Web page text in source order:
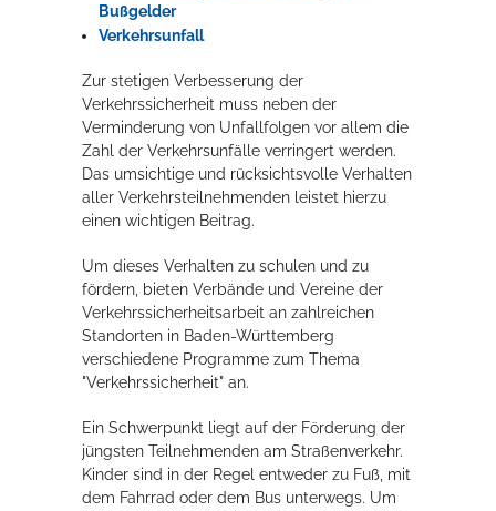
Rathaus
Service
Konzerte, Tagungen und vieles mehr
Die Stadthalle Hockenheim bietet den perfekten Standort für Events
mehr dazu...
Bußgelder
Verkehrsunfall
Zur stetigen Verbesserung der
Verkehrssicherheit muss neben der
Verminderung von Unfallfolgen vor allem die
Zahl der Verkehrsunfälle verringert werden.
Das umsichtige und rücksichtsvolle Verhalten
aller Verkehrsteilnehmenden leistet hierzu
einen wichtigen Beitrag.
Um dieses Verhalten zu schulen und zu
fördern, bieten Verbände und Vereine der
Verkehrssicherheitsarbeit an zahlreichen
Standorten in Baden-Württemberg
verschiedene Programme zum Thema
"Verkehrssicherheit" an.
Ein Schwerpunkt liegt auf der Förderung der
jüngsten Teilnehmenden am Straßenverkehr.
Kinder sind in der Regel entweder zu Fuß, mit
dem Fahrrad oder dem Bus unterwegs. Um